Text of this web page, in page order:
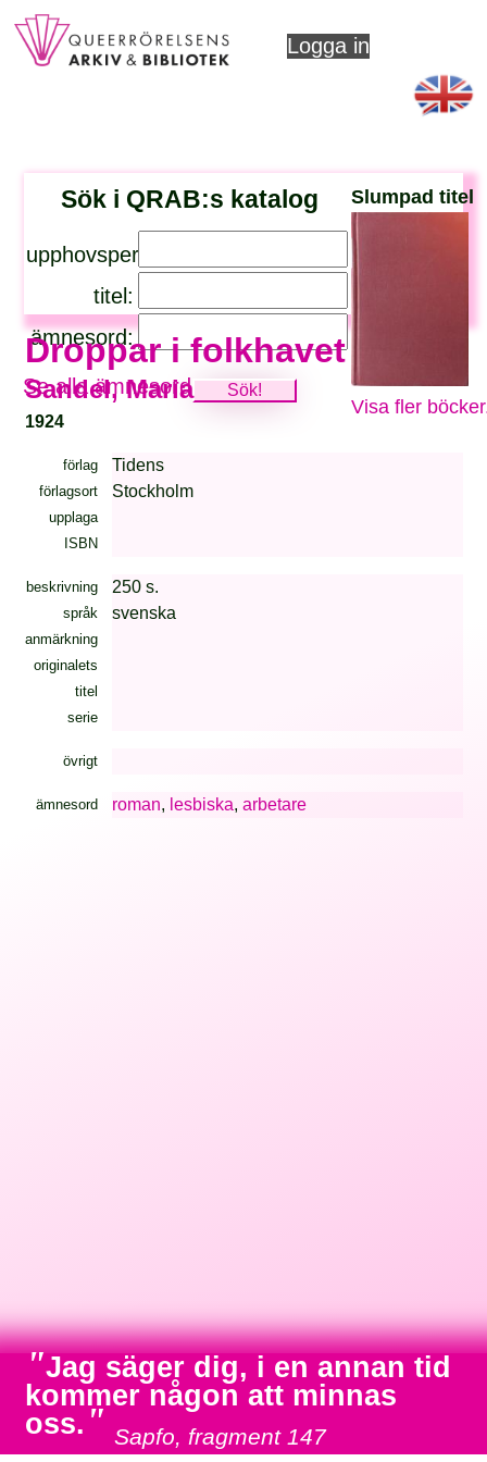
Logga in
Sök i QRAB:s katalog
upphovsperson:
titel:
ämnesord:
Se alla ämnesord
Slumpad titel
Visa fler
Droppar i folkhavet
Sandel, Maria
1924
förlag Tidens
förlagsort Stockholm
upplaga
ISBN
beskrivning 250 s.
språk svenska
anmärkning
originalets
titel
serie
övrigt
ämnesord roman, lesbiska, arbetare
"Jag säger dig, i en annan tid
kommer någon att minnas
oss. " Sapfo, fragment 147